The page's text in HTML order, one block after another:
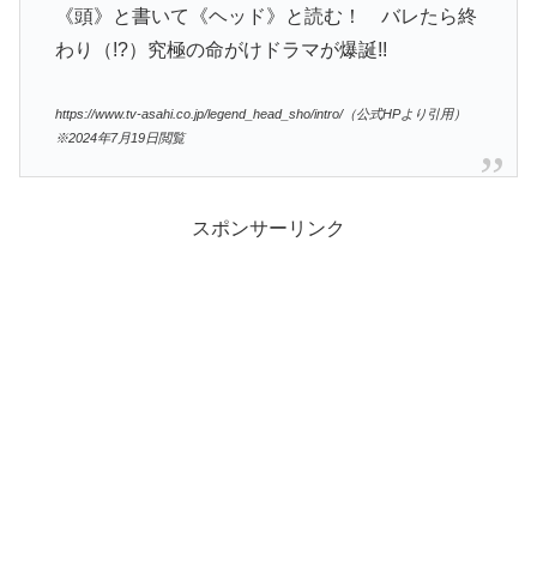
《頭》と書いて《ヘッド》と読む！ バレたら終
わり（!?）究極の命がけドラマが爆誕!!
https://www.tv-asahi.co.jp/legend_head_sho/intro/（公式HPより引用）
※2024年7月19日閲覧
スポンサーリンク